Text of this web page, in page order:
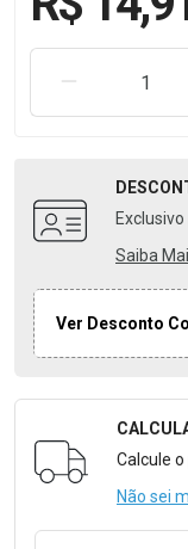
REMOVER
Saiba
Ver Desconto
Formulário
Calcule
Não sei